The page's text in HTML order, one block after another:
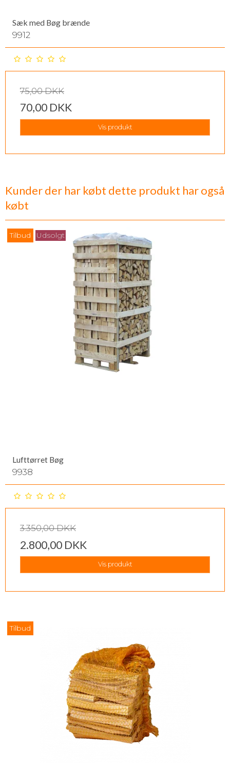
Sæk med Bøg brænde
9912
75,00 DKK
70,00 DKK
Vis produkt
Kunder der har købt dette produkt har også
købt
Tilbud Udsolgt
Lufttørret Bøg
9938
3.350,00 DKK
2.800,00 DKK
Vis produkt
Tilbud